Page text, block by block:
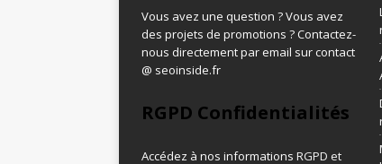
Vous avez une question ? Vous avez
des projets de promotions ? Contactez-
nous directement par email sur contact
@ seoinside.fr
RGPD Confidentialités
Accédez à nos informations RGPD et